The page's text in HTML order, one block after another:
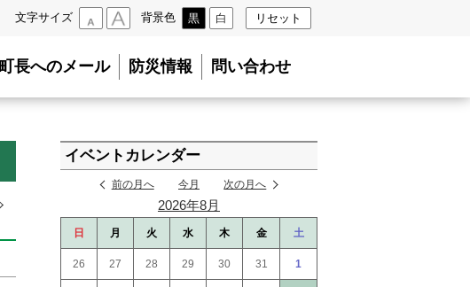
文字サイズ
背景色 黒 白 リセット
町長へのメール 防災情報 問い合わせ
イベントカレンダー
前の月へ 今月 次の月へ
2026年8月
日 月 火 水 木 金 土
26 27 28 29 30 31 1